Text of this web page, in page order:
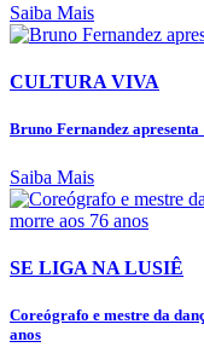
Saiba Mais
CULTURA VIVA
Bruno Fernandez
Saiba Mais
SE LIGA NA LUSIÊ
Coreógrafo e mestre da
anos